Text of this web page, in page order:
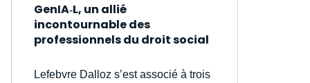
GenIA‑L, un allié
incontournable des
professionnels du droit social
Lefebvre Dalloz s’est associé à trois